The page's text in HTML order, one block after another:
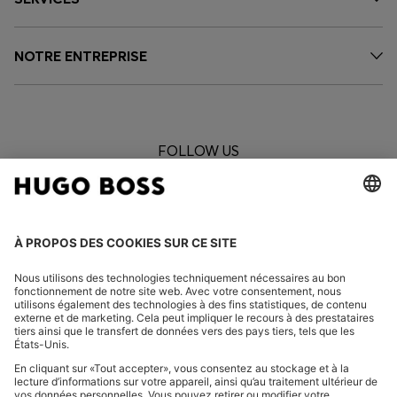
NOTRE ENTREPRISE
FOLLOW US
CHANGER DE PAYS :